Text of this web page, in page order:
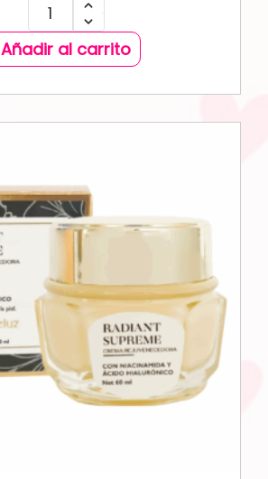
Añadir al carrito